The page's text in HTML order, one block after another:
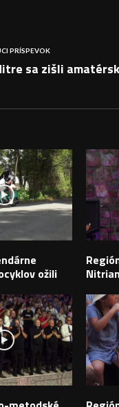
PRÍSPEVOK
sa zišli
ožili